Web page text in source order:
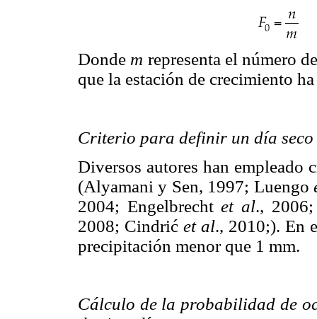
Donde m representa el número
que la estación de crecimiento
Criterio para definir un día seco
Diversos autores han empleado
(Alyamani y Sen, 1997; Luengo
2004; Engelbrechtet al.,
2008; Cindrić et al., 2010;). En
precipitación menor que 1 mm.
Cálculo de la probabilidad de